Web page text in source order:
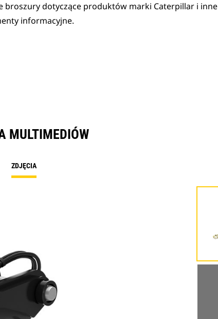
broszury dotyczące produktów marki Caterpillar i inne
informacyjne.
MULTIMEDIÓW
ZDJĘCIA